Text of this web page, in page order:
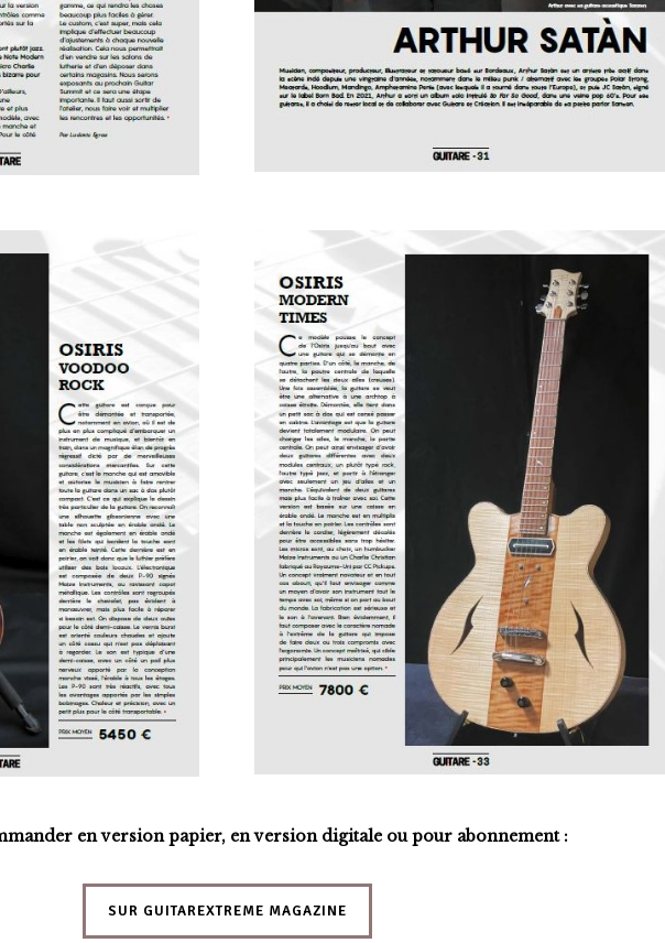
en version papier, en version digitale ou pour abonnement :
SUR GUITAREXTREME MAGAZINE